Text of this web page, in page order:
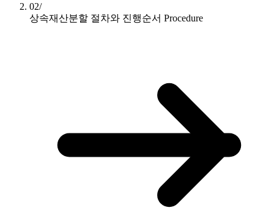
02/
상속재산분할 절차와 진행순서 Procedure